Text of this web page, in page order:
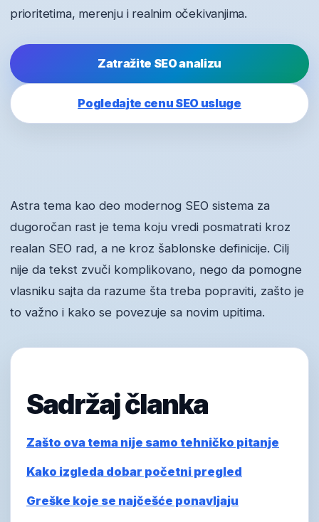
prioritetima, merenju i realnim očekivanjima.
Zatražite SEO analizu
Pogledajte cenu SEO usluge
Astra tema kao deo modernog SEO sistema za
dugoročan rast je tema koju vredi posmatrati kroz
realan SEO rad, a ne kroz šablonske definicije. Cilj
nije da tekst zvuči komplikovano, nego da pomogne
vlasniku sajta da razume šta treba popraviti, zašto je
to važno i kako se povezuje sa novim upitima.
Sadržaj članka
Zašto ova tema nije samo tehničko pitanje
Kako izgleda dobar početni pregled
Greške koje se najčešće ponavljaju